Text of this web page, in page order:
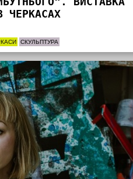
ЧЕРКАСАХ
СКУЛЬПТУРА